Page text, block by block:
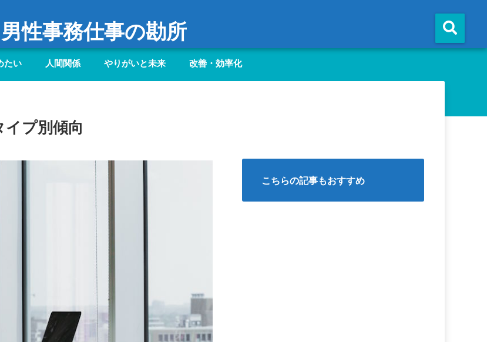
男性事務仕事の勘所
たい 人間関係 やりがいと未来 改善・効率化
プ別傾向
こちらの記事もおすすめ